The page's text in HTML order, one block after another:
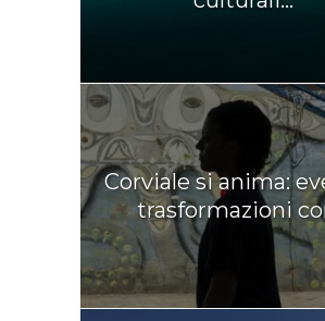
Corviale si anima:
trasformazioni